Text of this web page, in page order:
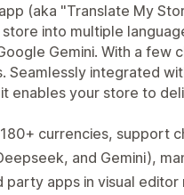
(aka "Translate My
into multiple
Gemini. With a few
Seamlessly integrated
enables your store to
currencies, support
and Gemini),
apps in visual editor